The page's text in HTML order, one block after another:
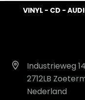
VINYL - CD -
Industrieweg
2712LB
Nederland